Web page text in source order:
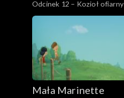
Odcinek 12 – Kozioł ofiarny
Mała Marinette